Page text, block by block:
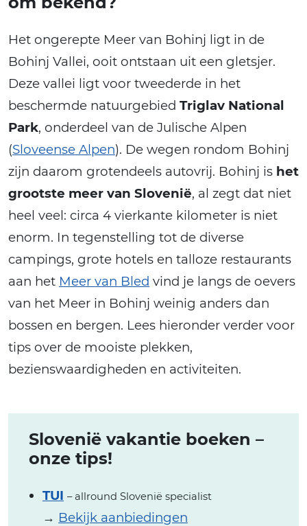
Het ongerepte Meer van Bohinj ligt in de
Bohinj Vallei, ooit ontstaan uit een gletsjer.
Deze vallei ligt voor tweederde in het
beschermde natuurgebied Triglav National
Park, onderdeel van de Julische Alpen
(Sloveense Alpen). De wegen rondom Bohinj
zijn daarom grotendeels autovrij. Bohinj is het
grootste meer van Slovenië, al zegt dat niet
heel veel: circa 4 vierkante kilometer is niet
enorm. In tegenstelling tot de diverse
campings, grote hotels en talloze restaurants
aan het Meer van Bled vind je langs de oevers
van het Meer in Bohinj weinig anders dan
bossen en bergen. Lees hieronder verder voor
tips over de mooiste plekken,
bezienswaardigheden en activiteiten.
Slovenië vakantie boeken –
onze tips!
TUI – allround Slovenië specialist
→ Bekijk aanbiedingen